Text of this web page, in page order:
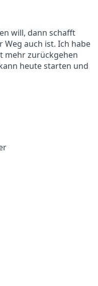
will, dann schafft
Weg auch ist. Ich habe
mehr zurückgehen
heute starten und